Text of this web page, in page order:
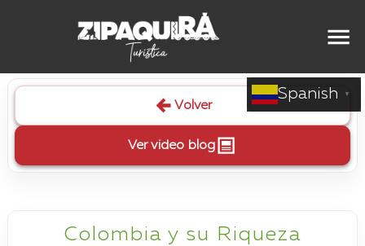
Spanish ▼
Volver
Ver video blog
Colombia y su Riqueza